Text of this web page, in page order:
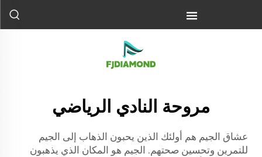
مروحة النادي الرياضي
عشاق الجيم هم أولئك الذين يحبون الذهاب إلى الجيم
للتمرين وتحسين صحتهم. الجيم هو المكان الذي يذهبون